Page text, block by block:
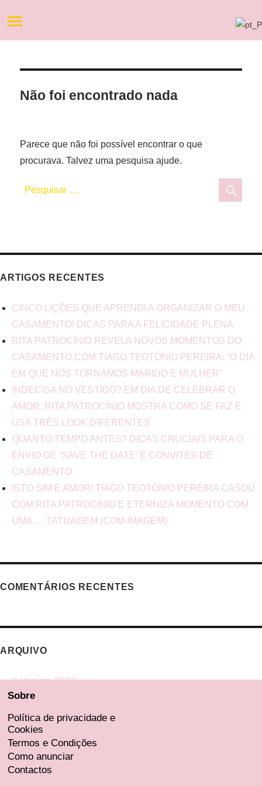
Não foi encontrado nada
Parece que não foi possível encontrar o que
procurava. Talvez uma pesquisa ajude.
Pesquisar
ARTIGOS RECENTES
CINCO LIÇÕES QUE APRENDI A ORGANIZAR O MEU
CASAMENTO! DICAS PARA A FELICIDADE PLENA
RITA PATROCÍNIO REVELA NOVOS MOMENTOS DO
CASAMENTO COM TIAGO TEOTÓNIO PEREIRA: “O DIA
EM QUE NOS TORNÁMOS MARIDO E MULHER”
INDECISA NO VESTIDO? EM DIA DE CELEBRAR O
AMOR, RITA PATROCÍNIO MOSTRA COMO SE FAZ E
USA TRÊS LOOK DIFERENTES
QUANTO TEMPO ANTES? DICAS CRUCIAIS PARA O
ENVIO DE ‘SAVE THE DATE’ E CONVITES DE
CASAMENTO
ISTO SIM É AMOR! TIAGO TEOTÓNIO PEREIRA CASOU
COM RITA PATROCÍNIO E ETERNIZA MOMENTO COM
UMA … TATUAGEM (COM IMAGEM)
COMENTÁRIOS RECENTES
ARQUIVO
Setembro 2023
Agosto 2023
Julho 2023
Junho 2023
Maio 2023
Sobre
Política de privacidade e
Cookies
Termos e Condições
Como anunciar
Contactos